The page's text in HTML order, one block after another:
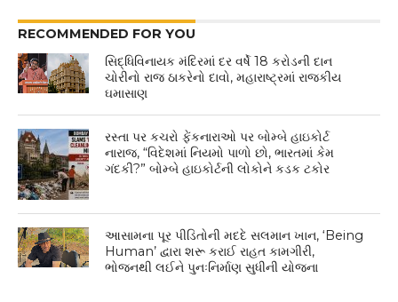
RECOMMENDED FOR YOU
સિદ્ધિવિનાયક મંદિરમાં દર વર્ષે 18 કરોડની દાન
ચોરીનો રાજ ઠાકરેનો દાવો, મહારાષ્ટ્રમાં રાજકીય
ઘમાસાણ
રસ્તા પર કચરો ફેંકનારાઓ પર બોમ્બે હાઇકોર્ટ
નારાજ, “વિદેશમાં નિયમો પાળો છો, ભારતમાં કેમ
ગંદકી?” બોમ્બે હાઇકોર્ટની લોકોને કડક ટકોર
આસામના પૂર પીડિતોની મદદે સલમાન ખાન, ‘Being
Human’ દ્વારા શરૂ કરાઈ રાહત કામગીરી,
ભોજનથી લઈને પુનઃનિર્માણ સુધીની યોજના